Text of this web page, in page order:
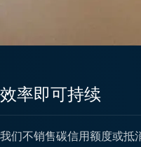
效率即可持续
我们不销售碳信用额度或抵